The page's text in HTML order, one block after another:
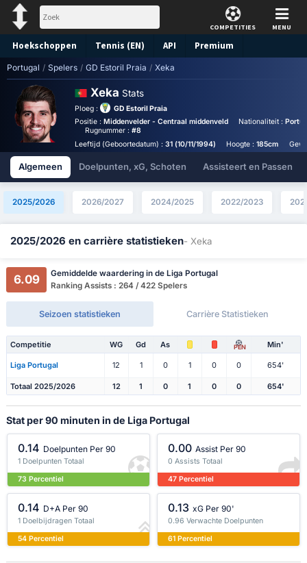
COMPETITIES MENU
Hoekschoppen Tennis (EN) API Premium
Voorspelling
Portugal / Spelers / GD Estoril Praia / Xeka
Xeka Stats
Ploeg :
GD Estoril Praia
Positie : Middenvelder - Centraal middenveld Nationaliteit :
Rugnummer :#8
Leeftijd (Geboortedatum) : 31 (10/11/1994) Hoogte :185cm
Algemeen Doelpunten, xG, Schoten Assisteert en Passen
2025/2026 2026/2027 2024/2025 2022/2023
2025/2026 en carrière statistieken- Xeka
6.09
Gemiddelde waardering in de Liga Portugal
Ranking Assists : 264 / 422 Spelers
Seizoen statistieken Carrière Statistieken
Competitie WG Gd As PEN Min'
Liga Portugal 12 1 0 1 0 0 654'
Totaal 2025/2026 12 1 0 1 0 0 654'
Stat per 90 minuten in de Liga Portugal
0.14 Doelpunten Per 90
1 Doelpunten Totaal
73 Percentiel
0.00 Assist Per 90
0 Assists Totaal
47 Percentiel
0.14 D+A Per 90
1 Doelbijdragen Totaal
54 Percentiel
0.13 xG Per 90'
0.96 Verwachte Doelpunten
61 Percentiel